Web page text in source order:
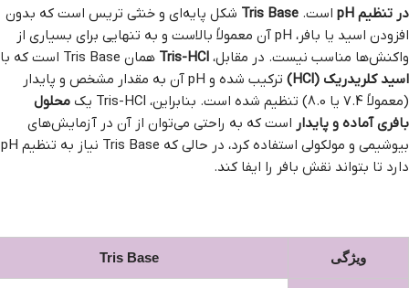
در تنظیم pH
است. Tris Base شکل پایه‌ای و خنثی تریس است که بدون
افزودن اسید یا بافر، pH آن معمولاً بالاست و به تنهایی برای بسیاری از
واکنش‌ها مناسب نیست. در مقابل، Tris-HCl همان Tris Base است که با
اسید کلریدریک (HCl)
ترکیب شده و pH آن به مقدار مشخص و پایدار
(معمولاً 7.4 یا 8.0) تنظیم شده است. بنابراین، Tris-HCl یک
محلول
بافری آماده و پایدار است که به راحتی می‌توان از آن در آزمایش‌های
بیوشیمی و مولکولی استفاده کرد، در حالی که Tris Base نیاز به تنظیم pH
دارد تا بتواند نقش بافر را ایفا کند.
ویژگی Tris Base